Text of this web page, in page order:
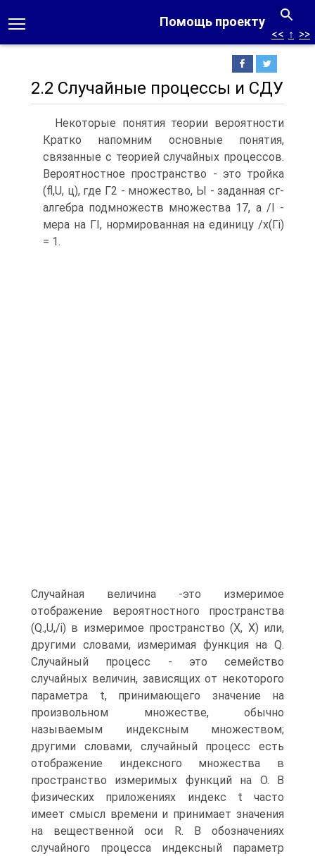
Помощь проекту
<< ↑ >>
2.2 Случайные процессы и СДУ
Некоторые понятия теории вероятности
Кратко напомним основные понятия,
связанные с теорией случайных процессов.
Вероятностное пространство - это тройка
(fl,U, ц), где Г2 - множество, Ы - заданная сг-
алгебра подмножеств множества 17, а /І -
мера на ГІ, нормированная на единицу /х(Гі)
= 1.
Случайная величина -это измеримое
отображение вероятностного пространства
(Q.,U,/і) в измеримое пространство (X, X) или,
другими словами, измеримая функция на Q.
Случайный процесс - это семейство
случайных величин, зависящих от некоторого
параметра t, принимающего значение на
произвольном множестве, обычно
называемым индексным множеством;
другими словами, случайный процесс есть
отображение индексного множества в
пространство измеримых функций на О. В
физических приложениях индекс t часто
имеет смысл времени и принимает значения
на вещественной оси R. В обозначениях
случайного процесса индексный параметр